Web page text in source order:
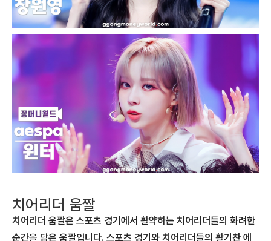
치어리더 움짤
치어리더 움짤은 스포츠 경기에서 활약하는 치어리더들의 화려한
순간을 담은 움짤입니다. 스포츠 경기와 치어리더들의 활기찬 에